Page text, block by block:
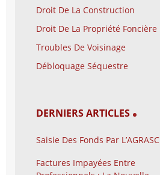
Droit De La Construction
Droit De La Propriété Foncière
Troubles De Voisinage
Débloquage Séquestre
DERNIERS ARTICLES
Saisie Des Fonds Par L’AGRASC
Factures Impayées Entre